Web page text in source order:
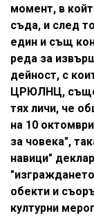
момент, в
съда, и след
един и същ
реда за
дейност, с
ЦРЮЛНЦ, също
тях личи, че
на 10
за човека",
навици"
обекти и
културни